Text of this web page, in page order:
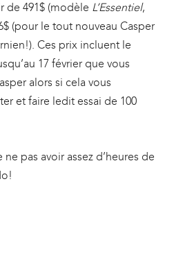
de 491$ (modèle L’Essentiel,
(pour le tout nouveau Casper
Ces prix incluent le
17 février que vous
alors si cela vous
et faire ledit essai de 100
pas avoir assez d’heures de